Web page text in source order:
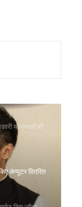
नैनो उर्वरकों
योजनाओं की
कंप्यूटर वितरित